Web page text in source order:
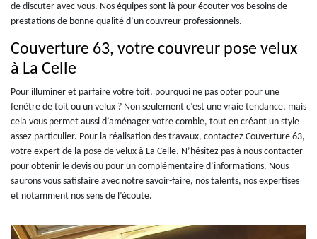
de discuter avec vous. Nos équipes sont là pour écouter vos besoins de
prestations de bonne qualité d’un couvreur professionnels.
Couverture 63, votre couvreur pose velux
à La Celle
Pour illuminer et parfaire votre toit, pourquoi ne pas opter pour une
fenêtre de toit ou un velux ? Non seulement c’est une vraie tendance, mais
cela vous permet aussi d’aménager votre comble, tout en créant un style
assez particulier. Pour la réalisation des travaux, contactez Couverture 63,
votre expert de la pose de velux à La Celle. N’hésitez pas à nous contacter
pour obtenir le devis ou pour un complémentaire d’informations. Nous
saurons vous satisfaire avec notre savoir-faire, nos talents, nos expertises
et notamment nos sens de l’écoute.